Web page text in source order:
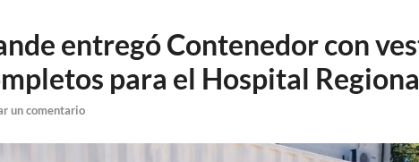
entregó Contenedor con
para el Hospital
un comentario